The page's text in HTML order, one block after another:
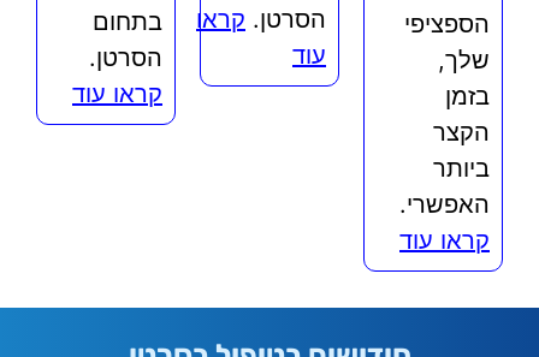
הספציפי
שלך,
בזמן
הקצר
ביותר
האפשרי.
קראו עוד
הסרטן. קראו
עוד
בתחום
הסרטן.
קראו עוד